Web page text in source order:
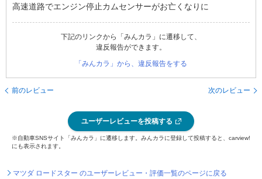
高速道路でエンジン停止カムセンサーがお亡くなりに
下記のリンクから「みんカラ」に遷移して、
違反報告ができます。
「みんカラ」から、違反報告をする
前のレビュー 次のレビュー
ユーザーレビューを投稿する
※自動車SNSサイト「みんカラ」に遷移します。みんカラに登録して投稿すると、carview!
にも表示されます。
マツダ ロードスター のユーザーレビュー・評価一覧のページに戻る